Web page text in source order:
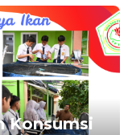
Konsumsi